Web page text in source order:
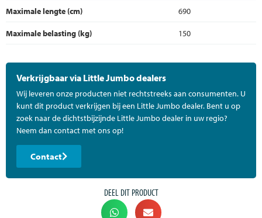
Maximale lengte (cm)
690
Maximale belasting (kg)
150
Verkrijgbaar via Little Jumbo dealers
Wij leveren onze producten niet rechtstreeks aan consumenten. U
kunt dit product verkrijgen bij een Little Jumbo dealer. Bent u op
zoek naar de dichtstbijzijnde Little Jumbo dealer in uw regio?
Neem dan contact met ons op!
Contact
DEEL DIT PRODUCT